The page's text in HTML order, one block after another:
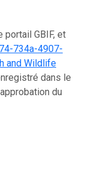
GBIF, et
734a-4907-
and Wildlife
dans le
du